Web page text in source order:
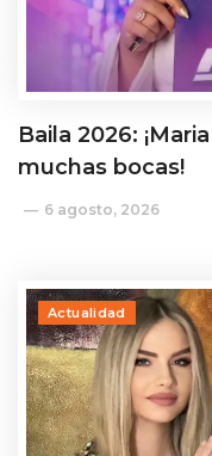
Baila 2026:
muchas bocas!
6 agosto, 2026
Actualidad